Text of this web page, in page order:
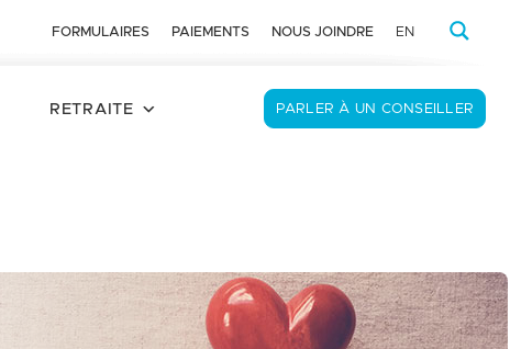
FORMULAIRES PAIEMENTS NOUS JOINDRE EN
RETRAITE PARLER À UN CONSEILLER